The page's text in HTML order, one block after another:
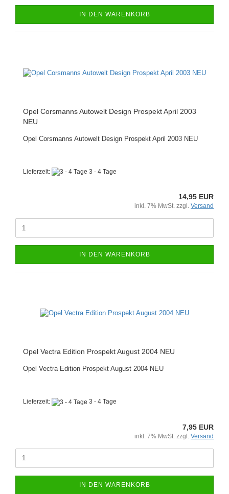
IN DEN WARENKORB
Opel Corsmanns Autowelt Design Prospekt April 2003
NEU
Opel Corsmanns Autowelt Design Prospekt April 2003 NEU
Lieferzeit: 3 - 4 Tage
14,95 EUR
inkl. 7% MwSt. zzgl. Versand
IN DEN WARENKORB
Opel Vectra Edition Prospekt August 2004 NEU
Opel Vectra Edition Prospekt August 2004 NEU
Lieferzeit: 3 - 4 Tage
7,95 EUR
inkl. 7% MwSt. zzgl. Versand
IN DEN WARENKORB